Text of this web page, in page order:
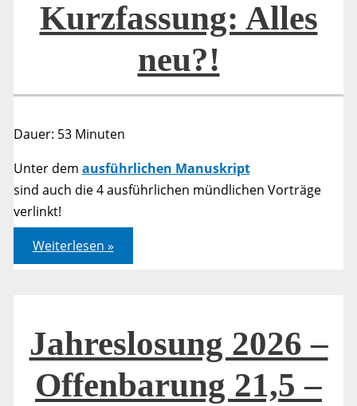
Kurzfassung: Alles
neu?!
Dauer: 53 Minuten
Unter dem ausführlichen Manuskript
sind auch die 4 ausführlichen mündlichen Vorträge
verlinkt!
Jahreslosung
2026
–
Kurzfassung:
Alles
neu?!
Weiterlesen »
Jahreslosung 2026 –
Offenbarung 21,5 –